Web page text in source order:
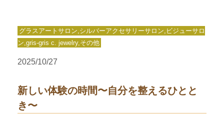
グラスアートサロン,シルバーアクセサリーサロン,ビジューサロ
ン,gris-gris c. jewelry,その他
2025/10/27
新しい体験の時間〜自分を整えるひとと
き〜